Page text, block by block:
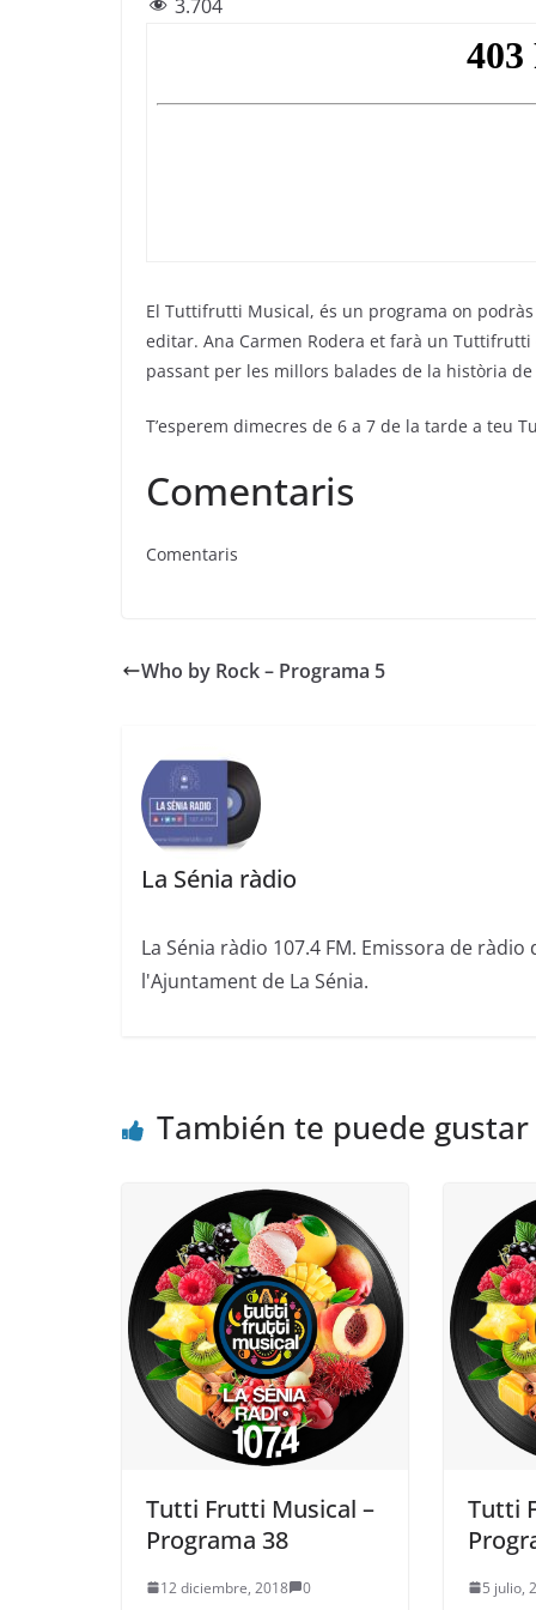
c
b a A
3.704
El Tuttifrutti Musical, és un programa on
editar. Ana Carmen Rodera et farà un
passant per les millors balades de la història de
T’esperem dimecres de 6 a 7 de la tarde a teu
Comentaris
Comentaris
Who by Rock – Programa 5
La Sénia ràdio
La Sénia ràdio 107.4 FM. Emissora de
l'Ajuntament de La Sénia.
También te puede gustar
Tutti Frutti Musical –
Programa 38
12 diciembre, 2018 0
Tutti
5 julio,